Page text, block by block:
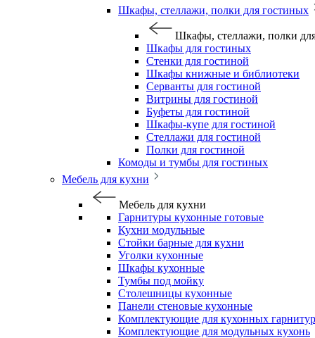
Шкафы, стеллажи, полки для гостиных
Шкафы, стеллажи, полки
Шкафы для гостиных
Стенки для гостиной
Шкафы книжные и библиотеки
Серванты для гостиной
Витрины для гостиной
Буфеты для гостиной
Шкафы-купе для гостиной
Стеллажи для гостиной
Полки для гостиной
Комоды и тумбы для гостиных
Мебель для кухни
Мебель для кухни
Гарнитуры кухонные готовые
Кухни модульные
Стойки барные для кухни
Уголки кухонные
Шкафы кухонные
Тумбы под мойку
Столешницы кухонные
Панели стеновые кухонные
Комплектующие для кухонных
Комплектующие для модульных кухонь